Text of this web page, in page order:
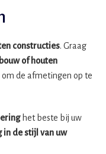
constructies. Graag
of houten
de afmetingen op te
het beste bij uw
in de stijl van uw